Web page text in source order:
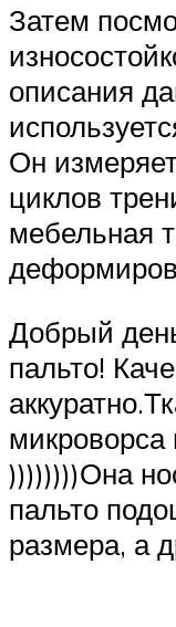
Затем
описания
Он
циклов
мебельная
Добрый
пальто!
))))))))Она
пальто
размера, а